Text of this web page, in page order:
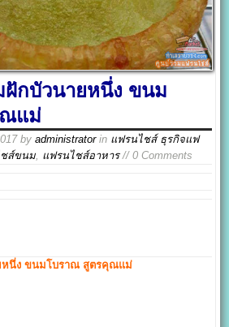
กบัวนายหนึ่ง ขนม
แม่
byadministratorin แฟรนไชส์ ธุรกิจแฟ
ส์ขนม, แฟรนไชส์อาหาร// 0 Comments
นึ่ง ขนมโบราณ สูตรคุณแม่